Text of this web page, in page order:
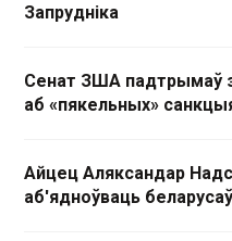
Запрудніка
Сенат ЗША падтрымаў
аб «пякельных»
Айцец Аляксандар
аб'ядноўваць беларусаў